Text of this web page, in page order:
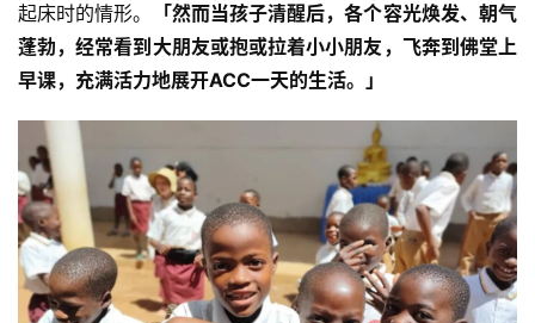
起床时的情形。
「然而当孩子清醒后，各个容光焕发、朝气
蓬勃，经常看到大朋友或抱或拉着小小朋友，飞奔到佛堂上
早课，充满活力地展开ACC一天的生活。」